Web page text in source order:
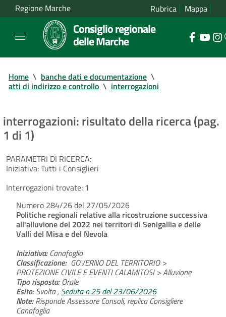
Regione Marche Rubrica Mappa
Consiglio regionale
delle Marche
Home \ banche dati e documentazione \
atti di indirizzo e controllo \ interrogazioni
interrogazioni: risultato della ricerca (pag.
1 di 1)
PARAMETRI DI RICERCA:
Iniziativa:Tutti i Consiglieri
Interrogazioni trovate: 1
Numero 284/26 del 27/05/2026
Politiche regionali relative alla ricostruzione successiva
all'alluvione del 2022 nei territori di Senigallia e delle
Valli del Misa e del Nevola
Iniziativa:Canafoglia
Classificazione: GOVERNO DEL TERRITORIO >
PROTEZIONE CIVILE E EVENTI CALAMITOSI > Alluvione
Tipo risposta:Orale
Esito:Svolta , Seduta n.25 del 23/06/2026
Note:Risponde Assessore Consoli, replica Consigliere
Canafoglia